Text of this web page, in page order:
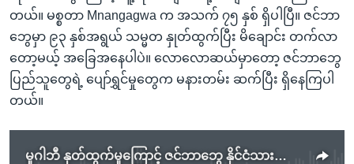
တယ်။ မစ္စတာ Mnangagwa က အသက် ၇၅ နှစ် ရှိပါပြီ။ ဇင်ဘာ
ဘွေမှာ ၉၃ နှစ်အရွယ် သမ္မတ နှုတ်ထွက်ပြီး မိချောင်း တက်လာ
တော့မယ့် အခြေအနေပါပဲ။ လောလောဆယ်မှာတော့ ဇင်ဘာဘွေ
ပြည်သူတွေရဲ့ ပျော်ရွှင်မှုတွေက မနားတမ်း ဆက်ပြီး ရှိနေကြပါ
တယ်။
မူဂါဘီ နုတ်ထွက်မှုကြောင့် ဇင်ဘာဘွေ နိုင်ငံသားတွေ ပျော်ပွဲဆင်နွှဲ